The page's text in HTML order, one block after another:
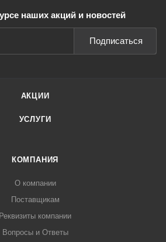
наших акций и новостей
Подписаться
АКЦИИ
УСЛУГИ
КОМПАНИЯ
О компании
Поставщикам
Реквизиты компании
Вопросы и Ответы